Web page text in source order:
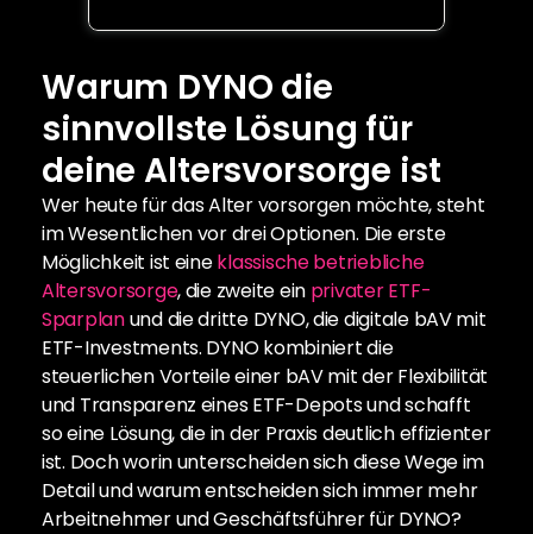
Warum DYNO die
sinnvollste Lösung für
deine Altersvorsorge ist
Wer heute für das Alter vorsorgen möchte, steht
im Wesentlichen vor drei Optionen. Die erste
Möglichkeit ist eine klassische betriebliche
Altersvorsorge, die zweite ein privater ETF-
Sparplan und die dritte DYNO, die digitale bAV mit
ETF-Investments. DYNO kombiniert die
steuerlichen Vorteile einer bAV mit der Flexibilität
und Transparenz eines ETF-Depots und schafft
so eine Lösung, die in der Praxis deutlich effizienter
ist. Doch worin unterscheiden sich diese Wege im
Detail und warum entscheiden sich immer mehr
Arbeitnehmer und Geschäftsführer für DYNO?